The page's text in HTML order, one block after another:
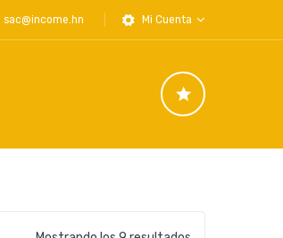
sac@income.hn Mi Cuenta